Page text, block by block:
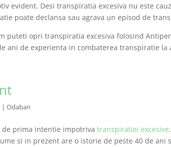
evident. Desi transpiratia excesiva nu este
poate declansa sau agrava un episod de
puteti opri transpiratia excesiva folosind
ani de experienta in combaterea transpiratie
|Odaban
prima intentie impotrivatranspiratiei excesive
si in prezent are o istorie de peste 40 de ani